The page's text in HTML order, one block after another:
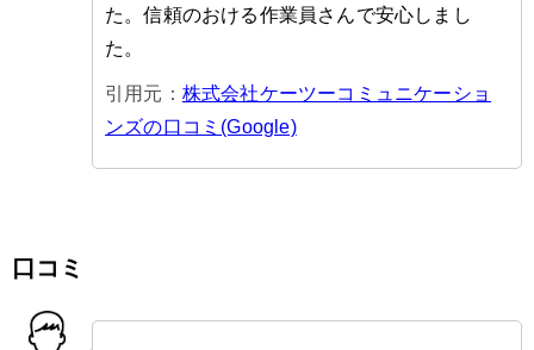
た。信頼のおける作業員さんで安心しまし
た。
引用元： 株式会社ケーツーコミュニケーショ
ンズの口コミ(Google)
口コミ